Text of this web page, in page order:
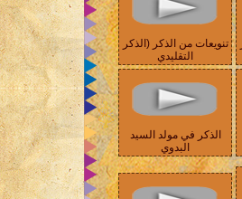
تنويعات من الذكر (الذكر
التقليدي
الذكر في مولد السيد
البدوي